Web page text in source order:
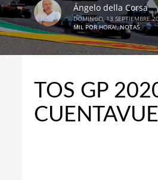
Ángelo della Corsa
DOMINGO, 13 SEPTIEMBRE
MIL POR HORA!,NOTAS
TOS GP